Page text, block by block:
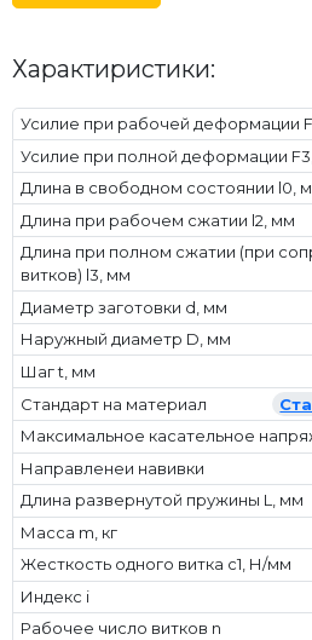
Характиристики:
Усилие при рабочей деформации
Усилие при полной деформации
Длина в свободном состоянии l0,
Длина при рабочем сжатии l2, мм
Длина при полном сжатии (при
витков) l3, мм
Диаметр заготовки d, мм
Наружный диаметр D, мм
Шаг t, мм
Стандарт на материал
Максимальное касательное
Направленеи навивки
Длина развернутой пружины L, мм
Масса m, кг
Жесткость одного витка c1, Н/мм
Индекс i
Рабочее число витков n